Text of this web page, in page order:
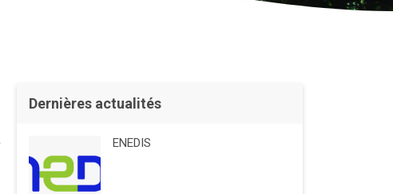
Dernières actualités
ENEDIS